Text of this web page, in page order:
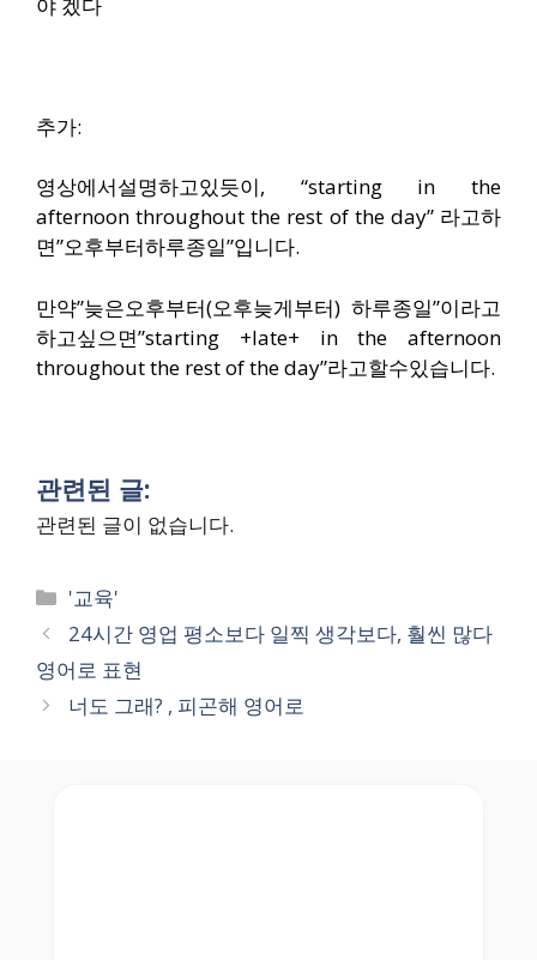
추가:
영상에서설명하고있듯이, “starting in the
afternoon throughout the rest of the day” 라고하
면”오후부터하루종일”입니다.
만약”늦은오후부터(오후늦게부터) 하루종일”이라고
하고싶으면”starting +late+ in the afternoon
throughout the rest of the day”라고할수있습니다.
관련된 글:
관련된 글이 없습니다.
Categories
'교육'
24시간 영업 평소보다 일찍 생각보다, 훨씬 많다
영어로 표현
너도 그래? , 피곤해 영어로